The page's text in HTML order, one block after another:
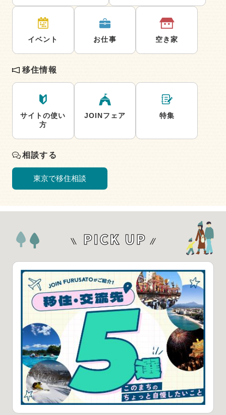
イベント お仕事 空き家
移住情報
サイトの使い
方
JOINフェア 特集
相談する
東京で移住相談